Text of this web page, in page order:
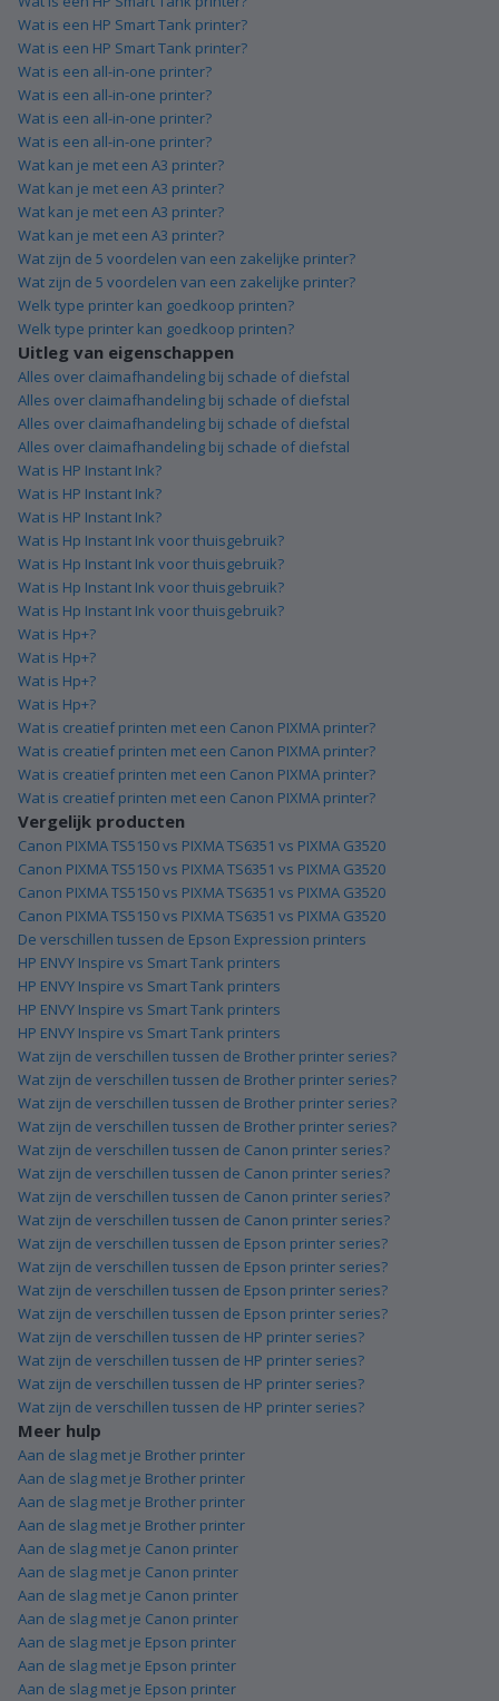
Wat is een HP Smart Tank printer?
Wat is een HP Smart Tank printer?
Wat is een all-in-one printer?
Wat is een all-in-one printer?
Wat is een all-in-one printer?
Wat is een all-in-one printer?
Wat kan je met een A3 printer?
Wat kan je met een A3 printer?
Wat kan je met een A3 printer?
Wat kan je met een A3 printer?
Wat zijn de 5 voordelen van een zakelijke printer?
Wat zijn de 5 voordelen van een zakelijke printer?
Welk type printer kan goedkoop printen?
Welk type printer kan goedkoop printen?
Uitleg van eigenschappen
Alles over claimafhandeling bij schade of diefstal
Alles over claimafhandeling bij schade of diefstal
Alles over claimafhandeling bij schade of diefstal
Alles over claimafhandeling bij schade of diefstal
Wat is HP Instant Ink?
Wat is HP Instant Ink?
Wat is HP Instant Ink?
Wat is Hp Instant Ink voor thuisgebruik?
Wat is Hp Instant Ink voor thuisgebruik?
Wat is Hp Instant Ink voor thuisgebruik?
Wat is Hp Instant Ink voor thuisgebruik?
Wat is Hp+?
Wat is Hp+?
Wat is Hp+?
Wat is Hp+?
Wat is creatief printen met een Canon PIXMA printer?
Wat is creatief printen met een Canon PIXMA printer?
Wat is creatief printen met een Canon PIXMA printer?
Wat is creatief printen met een Canon PIXMA printer?
Vergelijk producten
Canon PIXMA TS5150 vs PIXMA TS6351 vs PIXMA G3520
Canon PIXMA TS5150 vs PIXMA TS6351 vs PIXMA G3520
Canon PIXMA TS5150 vs PIXMA TS6351 vs PIXMA G3520
Canon PIXMA TS5150 vs PIXMA TS6351 vs PIXMA G3520
De verschillen tussen de Epson Expression printers
HP ENVY Inspire vs Smart Tank printers
HP ENVY Inspire vs Smart Tank printers
HP ENVY Inspire vs Smart Tank printers
HP ENVY Inspire vs Smart Tank printers
Wat zijn de verschillen tussen de Brother printer series?
Wat zijn de verschillen tussen de Brother printer series?
Wat zijn de verschillen tussen de Brother printer series?
Wat zijn de verschillen tussen de Brother printer series?
Wat zijn de verschillen tussen de Canon printer series?
Wat zijn de verschillen tussen de Canon printer series?
Wat zijn de verschillen tussen de Canon printer series?
Wat zijn de verschillen tussen de Canon printer series?
Wat zijn de verschillen tussen de Epson printer series?
Wat zijn de verschillen tussen de Epson printer series?
Wat zijn de verschillen tussen de Epson printer series?
Wat zijn de verschillen tussen de Epson printer series?
Wat zijn de verschillen tussen de HP printer series?
Wat zijn de verschillen tussen de HP printer series?
Wat zijn de verschillen tussen de HP printer series?
Wat zijn de verschillen tussen de HP printer series?
Meer hulp
Aan de slag met je Brother printer
Aan de slag met je Brother printer
Aan de slag met je Brother printer
Aan de slag met je Brother printer
Aan de slag met je Canon printer
Aan de slag met je Canon printer
Aan de slag met je Canon printer
Aan de slag met je Canon printer
Aan de slag met je Epson printer
Aan de slag met je Epson printer
Aan de slag met je Epson printer